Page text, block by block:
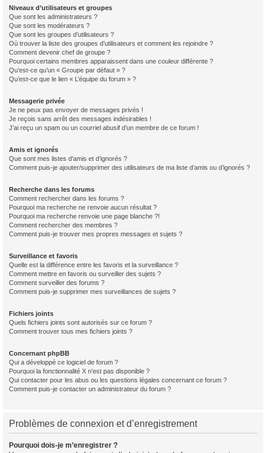
Niveaux d’utilisateurs et groupes
Que sont les administrateurs ?
Que sont les modérateurs ?
Que sont les groupes d’utilisateurs ?
Où trouver la liste des groupes d’utilisateurs et comment les rejoindre ?
Comment devenir chef de groupe ?
Pourquoi certains membres apparaissent dans une couleur différente ?
Qu’est-ce qu’un « Groupe par défaut » ?
Qu’est-ce que le lien « L’équipe du forum » ?
Messagerie privée
Je ne peux pas envoyer de messages privés !
Je reçois sans arrêt des messages indésirables !
J’ai reçu un spam ou un courriel abusif d’un membre de ce forum !
Amis et ignorés
Que sont mes listes d’amis et d’ignorés ?
Comment puis-je ajouter/supprimer des utilisateurs de ma liste d’amis ou d’ignorés ?
Recherche dans les forums
Comment rechercher dans les forums ?
Pourquoi ma recherche ne renvoie aucun résultat ?
Pourquoi ma recherche renvoie une page blanche ?!
Comment rechercher des membres ?
Comment puis-je trouver mes propres messages et sujets ?
Surveillance et favoris
Quelle est la différence entre les favoris et la surveillance ?
Comment mettre en favoris ou surveiller des sujets ?
Comment surveiller des forums ?
Comment puis-je supprimer mes surveillances de sujets ?
Fichiers joints
Quels fichiers joints sont autorisés sur ce forum ?
Comment trouver tous mes fichiers joints ?
Concernant phpBB
Qui a développé ce logiciel de forum ?
Pourquoi la fonctionnalité X n’est pas disponible ?
Qui contacter pour les abus ou les questions légales concernant ce forum ?
Comment puis-je contacter un administrateur du forum ?
Problèmes de connexion et d’enregistrement
Pourquoi dois-je m’enregistrer ?